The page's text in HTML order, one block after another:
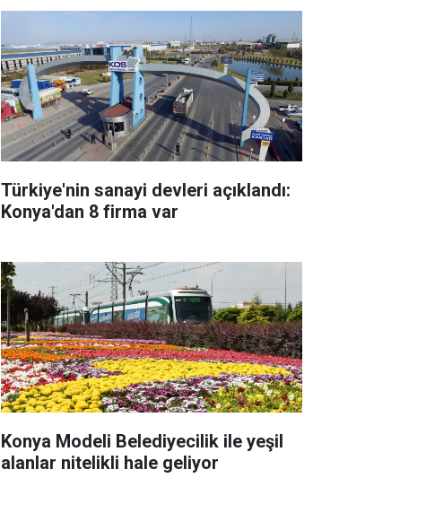
Türkiye'nin sanayi devleri açıklandı:
Konya'dan 8 firma var
Konya Modeli Belediyecilik ile yeşil
alanlar nitelikli hale geliyor